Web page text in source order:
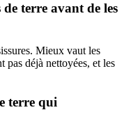
terre avant de les
Mieux vaut les
pas déjà nettoyées, et les
terre qui